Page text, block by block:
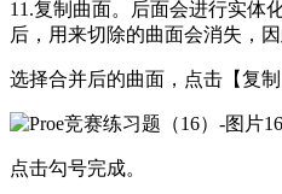
11.复制曲面。后面会进行实体
后，用来切除的曲面会消失，
选择合并后的曲面，点击【复
点击勾号完成。